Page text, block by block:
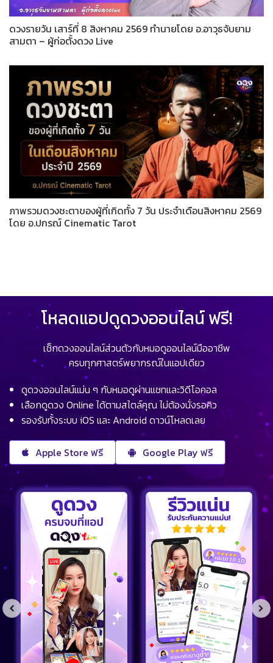
ดวงรายวัน เสาร์ที่ 8 สิงหาคม 2569 ทำนายโดย อ.อาวุธจับยาม
สามตา – ผู้ก่อตั้งดวง Live
ภาพรวมดวงชะตาของผู้ที่เกิดทั้ง 7 วัน ประจำเดือนสิงหาคม 2569
โดย อ.ปกรณ์ Cinematic Tarot
โหลดแอปดูดวงออนไลน์ ฟรี!
เช็กดวงออนไลน์ส่วนตัวกับหมอดูออนไลน์มืออาชีพ
ครบทุกศาสตร์พยากรณ์ในแอปเดียว
ดูดวงออนไลน์แม่น ๆ กับหมอดูผ่านแชทและวิดีโอคอล
เลือกดูดวง Online ได้ตามสไตล์คุณ ไม่ต้องนั่งรอคิว
รองรับทั้งระบบ iOS และ Android ดาวน์โหลดเลย
Apple Store ฟรี Google Play ฟรี